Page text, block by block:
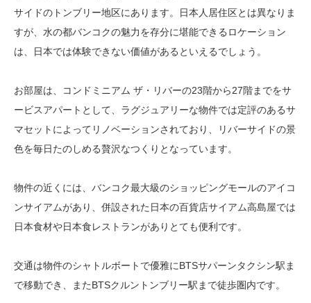
サイドのトンブリー地区にあります。日本人居住区とは異なりま
すが、水の都バンコクの魅力を存分に堪能できるロケーション
は、日本では体験できない価値があるといえるでしょう。
お部屋は、コンドミニアム ザ・リバーの23階から27階までをサ
ービスアパートとして、ラグジュアリーな物件では定評のあるサ
マセットによってリノベーションされており、リバーサイドの景
色を毎日たのしめる贅沢なつくりとなっています。
物件の近くには、バンコク最大級のショッピングモールのアイコ
ンサイアムがあり、併設された日本の百貨店サイアム高島屋では
日本食材や日本食レストランがありとても便利です。
交通は物件のシャトルボートで優雅にBTSサパーンタクシン駅ま
で移動でき、またBTSクルントンブリー駅まで徒歩圏内です。